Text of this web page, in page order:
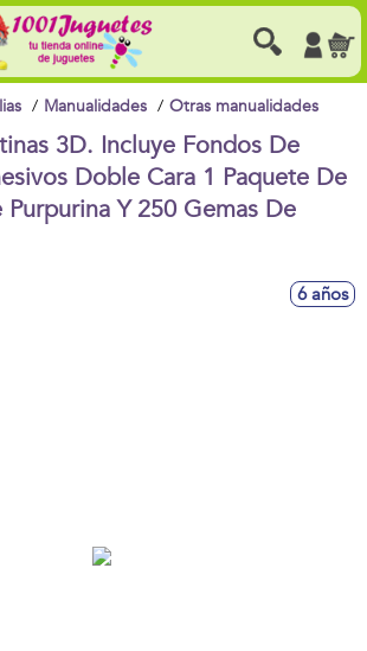
Manualidades Otras manualidades
3D. Incluye Fondos De
Doble Cara 1 Paquete De
Y 250 Gemas De
6 años